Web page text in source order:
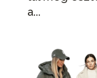
a...